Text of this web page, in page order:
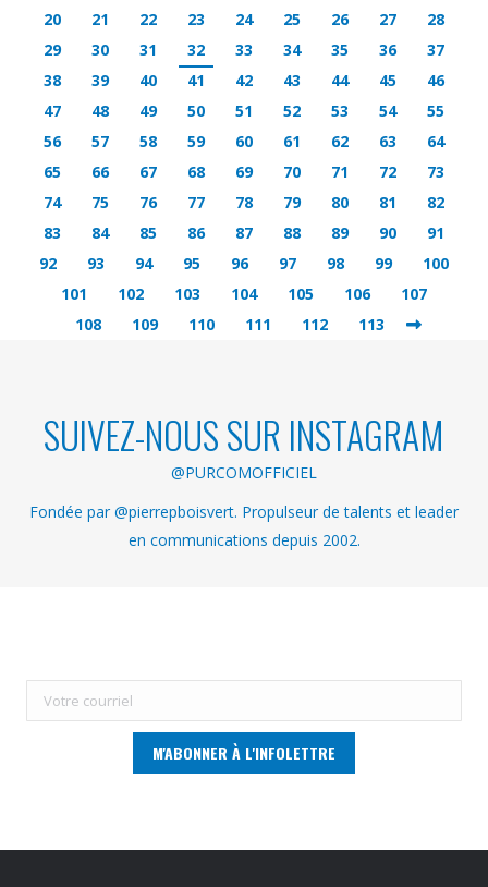
20
21 22 23 24 25 26 27
28
29
30 31 32 33 34 35 36
37
38
39 40 41 42 43 44 45
46
47
48 49 50 51 52 53 54
55
56
57 58 59 60 61 62 63
64
65
66 67 68 69 70 71 72
73
74
75 76 77 78 79 80 81
82
83
84 85 86 87 88 89 90
91
92
93 94 95 96 97 98 99
100
101
102 103 104 105 106
107
108
109 110 111 112 113
SUIVEZ-NOUS SUR INSTAGRAM
@PURCOMOFFICIEL
Fondée par @pierrepboisvert. Propulseur de talents et leader
en communications depuis 2002.